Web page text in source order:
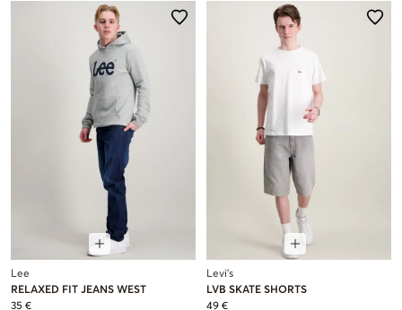
Lee
RELAXED FIT JEANS WEST
35 €
Levi's
LVB SKATE SHORTS
49 €